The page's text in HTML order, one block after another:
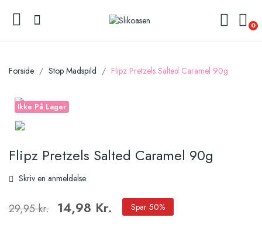
0
Forside Stop Madspild Flipz Pretzels Salted Caramel 90g
Ikke På Lager
Flipz Pretzels Salted Caramel 90g
Skriv en anmeldelse
29,95 kr. 14,98 Kr. Spar 50%